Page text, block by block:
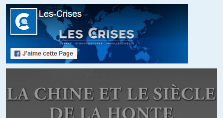
De quelles valeurs parle-t-on ?
N’est-ce pas plutôt celles du Cac 40, Dow Jones, Nasdaq, etc…
?
Parce que celles qu’on étouffe, piétine et ridiculise
quotidiennement, tout en les psalmodiant dans les moments
de liturgie républicaine, je ne me demande où elles sont
+10